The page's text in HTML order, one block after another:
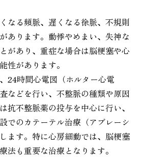
なる頻脈、遅くなる徐脈、不規則
あります。動悸やめまい、失神な
があり、重症な場合は脳梗塞や心
性があります。
24時間心電図（ホルター心電
などを行い、不整脈の種類や原因
抗不整脈薬の投与を中心に行い、
でのカテーテル治療（アブレーシ
ます。特に心房細動では、脳梗塞
法も重要な治療となります。